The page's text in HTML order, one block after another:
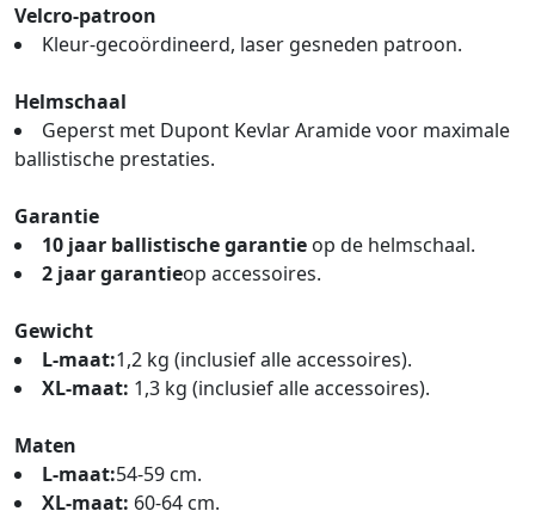
Velcro-patroon
Kleur-gecoördineerd, laser gesneden patroon.
Helmschaal
Geperst met Dupont Kevlar Aramide voor maximale
ballistische prestaties.
Garantie
10 jaar ballistische garantie op de helmschaal.
2 jaar garantieop accessoires.
Gewicht
L-maat:1,2 kg (inclusief alle accessoires).
XL-maat: 1,3 kg (inclusief alle accessoires).
Maten
L-maat:54-59 cm.
XL-maat: 60-64 cm.